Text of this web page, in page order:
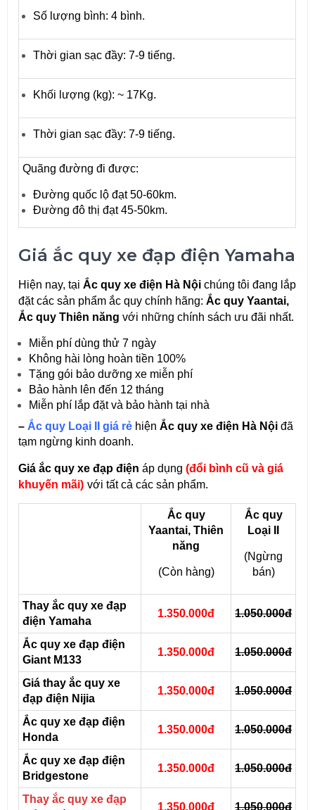
Số lượng bình: 4 bình.
Thời gian sạc đầy: 7-9 tiếng.
Khối lượng (kg): ~ 17Kg.
Thời gian sạc đầy: 7-9 tiếng.
Quãng đường đi được:
Đường quốc lộ đạt 50-60km.
Đường đô thị đạt 45-50km.
Giá ắc quy xe đạp điện Yamaha
Hiện nay, tại Ắc quy xe điện Hà Nộichúng tôi đang lắp
đặt các sản phẩm ắc quy chính hãng: Ắc quy Yaantai,
Ắc quy Thiên năng với những chính sách ưu đãi nhất.
Miễn phí dùng thử 7 ngày
Không hài lòng hoàn tiền 100%
Tặng gói bảo dưỡng xe miễn phí
Bảo hành lên đến 12 tháng
Miễn phí lắp đặt và bảo hành tại nhà
– Ắc quy Loại II giá rẻ hiệnẮc quy xe điện Hà Nộiđã
tạm ngừng kinh doanh.
Giá ắc quy xe đạp điệnáp dụng (đổi bình cũ và giá
khuyến mãi) với tất cả các sản phẩm.
Ắc quy
Yaantai, Thiên
năng
(Còn hàng)
Ắc quy
Loại II
(Ngừng
bán)
Thay ắc quy xe đạp
điện Yamaha
1.350.000đ 1.050.000đ
Ắc quy xe đạp điện
Giant M133
1.350.000đ 1.050.000đ
Giá thay ắc quy xe
đạp điện Nijia
1.350.000đ 1.050.000đ
Ắc quy xe đạp điện
Honda
1.350.000đ 1.050.000đ
Ắc quy xe đạp điện
Bridgestone
1.350.000đ 1.050.000đ
Thay ắc quy xe đạp
1.350.000đ 1.050.000đ